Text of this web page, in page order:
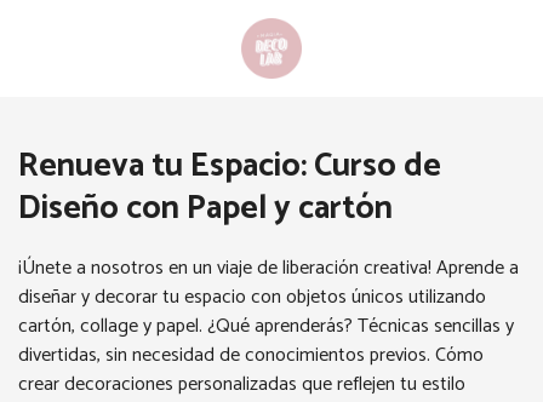
Renueva tu Espacio: Curso de
Diseño con Papel y cartón
¡Únete a nosotros en un viaje de liberación creativa! Aprende a
diseñar y decorar tu espacio con objetos únicos utilizando
cartón, collage y papel. ¿Qué aprenderás? Técnicas sencillas y
divertidas, sin necesidad de conocimientos previos. Cómo
crear decoraciones personalizadas que reflejen tu estilo